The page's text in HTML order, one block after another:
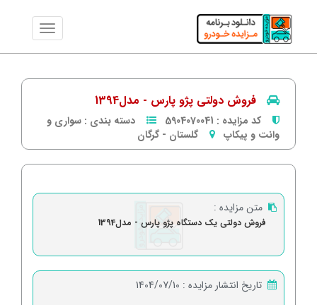
فروش دولتی پژو پارس - مدل1394
کد مزایده : 5904070041 دسته بندی : سواری و
وانت و پیکاپ
گلستان - گرگان
متن مزایده :
فروش دولتی یک دستگاه پژو پارس - مدل1394
تاریخ انتشار مزایده : 1404/07/10